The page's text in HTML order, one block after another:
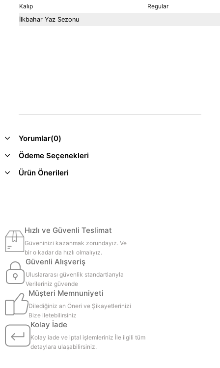
Kalıp
Regular
İlkbahar Yaz Sezonu
Yorumlar(0)
Ödeme Seçenekleri
Ürün Önerileri
Hızlı ve Güvenli Teslimat
Güveninizi kazanmak zorundayız. Ve
bir o kadar da hızlı olmalıyız.
Güvenli Alışveriş
Uluslararası güvenlik standartlarıyla
Verileriniz güvende
Müşteri Memnuniyeti
Dilediğiniz an Öneri ve Şikayetlerinizi
Bize iletebilirsiniz
Kolay İade
Kolay iade ve iptal işlemleriniz İle ilgili tüm
detaylara ulaşabilirsiniz.